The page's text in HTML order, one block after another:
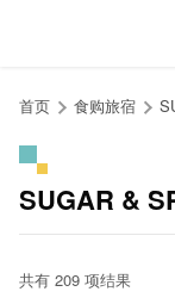
首页 食购旅宿
SUGAR &
共有 209 项结果